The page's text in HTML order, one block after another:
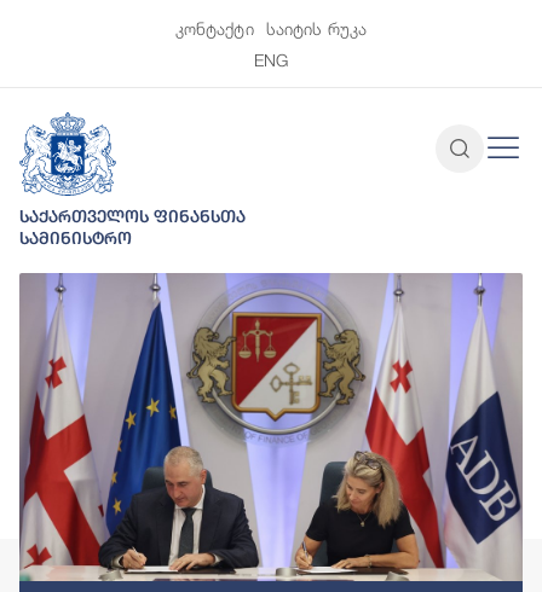
კონტაქტი
საიტის რუკა
ENG
საქართველოს ფინანსთა
სამინისტრო